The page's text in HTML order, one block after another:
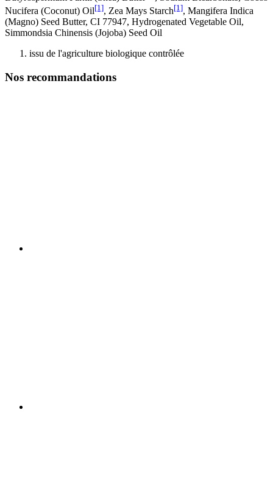
Nucifera (Coconut) Oil[1], Zea Mays Starch[1], Mangifera Indica
(Magno) Seed Butter, CI 77947, Hydrogenated Vegetable Oil,
Simmondsia Chinensis (Jojoba) Seed Oil
issu de l'agriculture biologique contrôlée
Nos recommandations